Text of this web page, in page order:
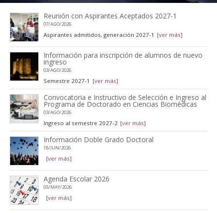
Reunión con Aspirantes Aceptados 2027-1
07/AGO/2026
Aspirantes admitidos, generación 2027-1 [ver más]
Información para inscripción de alumnos de nuevo
ingreso
03/AGO/2026
Semestre 2027-1 [ver más]
Convocatoria e Instructivo de Selección e Ingreso al
Programa de Doctorado en Ciencias Biomédicas
03/AGO/2026
Ingreso al semestre 2027-2 [ver más]
Información Doble Grado Doctoral
18/JUN/2026
[ver más]
Agenda Escolar 2026
05/MAY/2026
[ver más]